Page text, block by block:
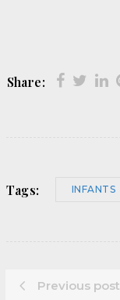
Share:
Tags: INFANTS
Previous post